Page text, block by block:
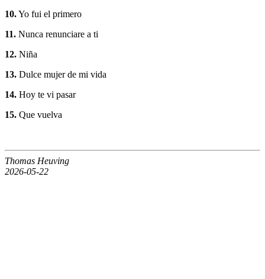
10.Yo fui el primero
11. Nunca renunciare a ti
12. Niña
13. Dulce mujer de mi vida
14. Hoy te vi pasar
15. Que vuelva
Thomas Heuving
2026-05-22